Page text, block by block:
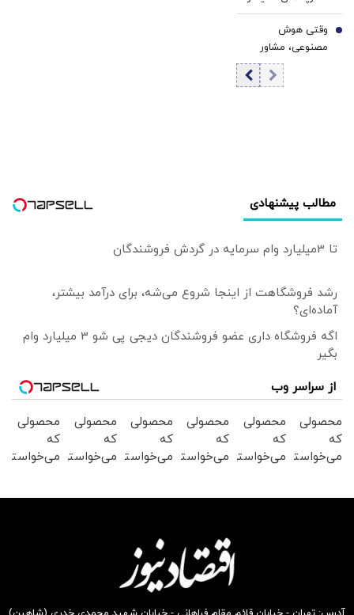
کشتی 65 هزار تنی
در ۲۷۰۰ کامیون
بارگیری می‌شود |
انبارهای ما در
گمرکات مرزی به
زنده کرد؟ | خرید
امروز، پرداخت فردا |
وقتی دخل خانوار به
آخر ماه نمی‌رسد |
تغییر رفتار
وقتی هوش
مصنوعی، مشاور
مالی نسل Z
زیرا...
7
مطالب پیشنهادی
تا 3میلیارد وام سرمایه در گردش فروشندگان
رشد فروشگاهت از اینجا شروع می‌شه، برای درآمد بیشتر،
آماده‌ای؟
اگه فروشگاه داری عضو فروشندگان دیجی پی شو 3 میلیارد وام
بگیر
از سراسر وب
محصولی
که
می‌خواستی
محصولی
که
می‌خواستی
محصولی
که
می‌خواستی
بخر !
محصولی
که
می‌خواستی
بخر !
محصولی
که
می‌خواستی
محصولی
که
می‌خواستی